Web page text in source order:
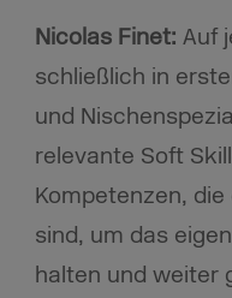
Nicolas Finet: Auf
schließlich in
und
relevante Soft
Kompetenzen,
sind, um das
halten und weiter